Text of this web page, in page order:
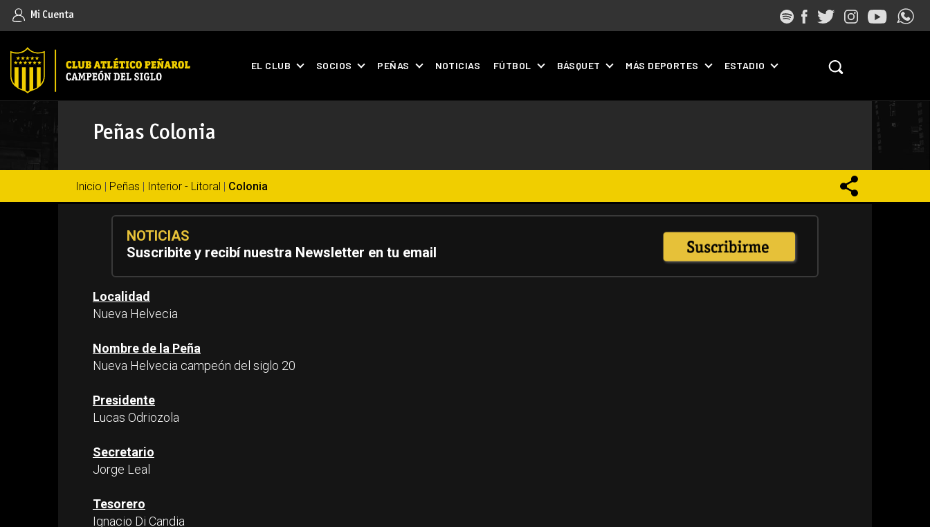
Mi Cuenta
EL CLUB SOCIOS PEÑAS NOTICIAS FÚTBOL BÁSQUET MÁS DEPORTES ESTADIO
Peñas Colonia
Inicio | Peñas | Interior - Litoral | Colonia
NOTICIAS
Suscribite y recibí nuestra Newsletter en tu email
Localidad
Nueva Helvecia
Nombre de la Peña
Nueva Helvecia campeón del siglo 20
Presidente
Lucas Odriozola
Secretario
Jorge Leal
Tesorero
Ignacio Di Candia